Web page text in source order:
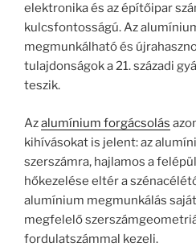
elektronika és az építőipar
kulcsfontosságú. Az
megmunkálható és
tulajdonságok a 21. századi
teszik.
Azalumínium forgácsolás
kihívásokat is jelent: az
szerszámra, hajlamos a
hőkezelése eltér a
alumínium megmunkálás
megfelelő
fordulatszámmal kezeli.